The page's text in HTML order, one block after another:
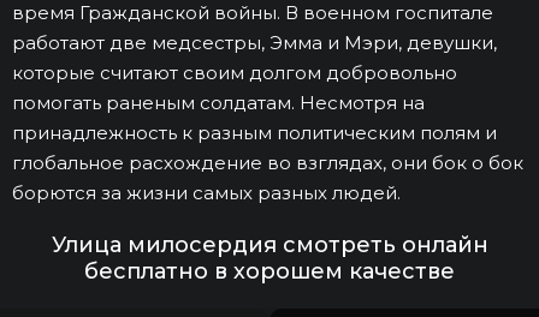
время Гражданской войны. В военном госпитале
работают две медсестры, Эмма и Мэри, девушки,
которые считают своим долгом добровольно
помогать раненым солдатам. Несмотря на
принадлежность к разным политическим полям и
глобальное расхождение во взглядах, они бок о бок
борются за жизни самых разных людей.
Улица милосердия смотреть онлайн
бесплатно в хорошем качестве